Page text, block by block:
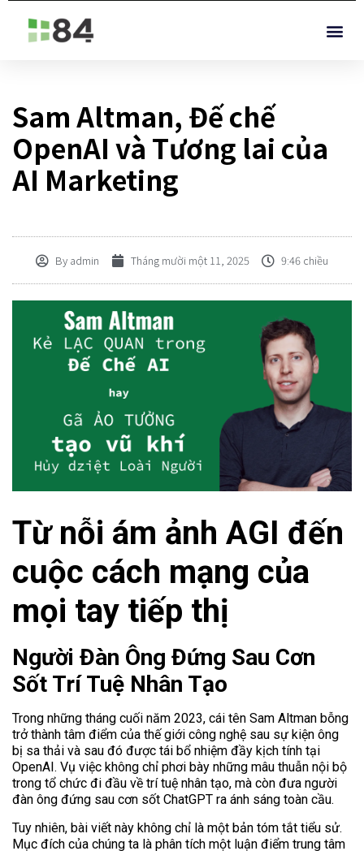
Sam Altman, Đế chế
OpenAI và Tương lai của
AI Marketing
By admin Tháng mười một 11, 2025 9:46 chiều
Từ nỗi ám ảnh AGI đến
cuộc cách mạng của
mọi tay tiếp thị
Người Đàn Ông Đứng Sau Cơn
Sốt Trí Tuệ Nhân Tạo
Trong những tháng cuối năm 2023, cái tên Sam Altman bỗng
trở thành tâm điểm của thế giới công nghệ sau sự kiện ông
bị sa thải và sau đó được tái bổ nhiệm đầy kịch tính tại
OpenAI. Vụ việc không chỉ phơi bày những mâu thuẫn nội bộ
trong tổ chức đi đầu về trí tuệ nhân tạo, mà còn đưa người
đàn ông đứng sau cơn sốt ChatGPT ra ánh sáng toàn cầu.
Tuy nhiên, bài viết này không chỉ là một bản tóm tắt tiểu sử.
Mục đích của chúng ta là phân tích một luận điểm trung tâm